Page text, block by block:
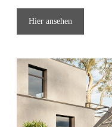
Hier ansehen